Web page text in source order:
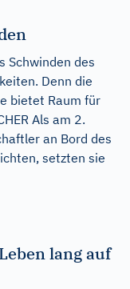
Schwinden des
Denn die
bietet Raum für
Als am 2.
an Bord des
setzten sie
lang auf